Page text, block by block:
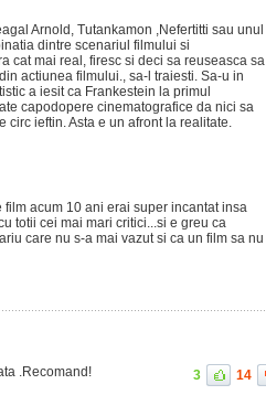
Arnold, Tutankamon ,Nefertitti sau unul
dintre scenariul filmului si
cat mai real, firesc si deci sa reuseasca sa
actiunea filmului., sa-l traiesti. Sa-u in
a iesit ca Frankestein la primul
capodopere cinematografice da nici sa
circ ieftin. Asta e un afront la realitate.
acum 10 ani erai super incantat insa
totii cei mai mari critici...si e greu ca
care nu s-a mai vazut si ca un film sa nu
.Recomand! 3 14